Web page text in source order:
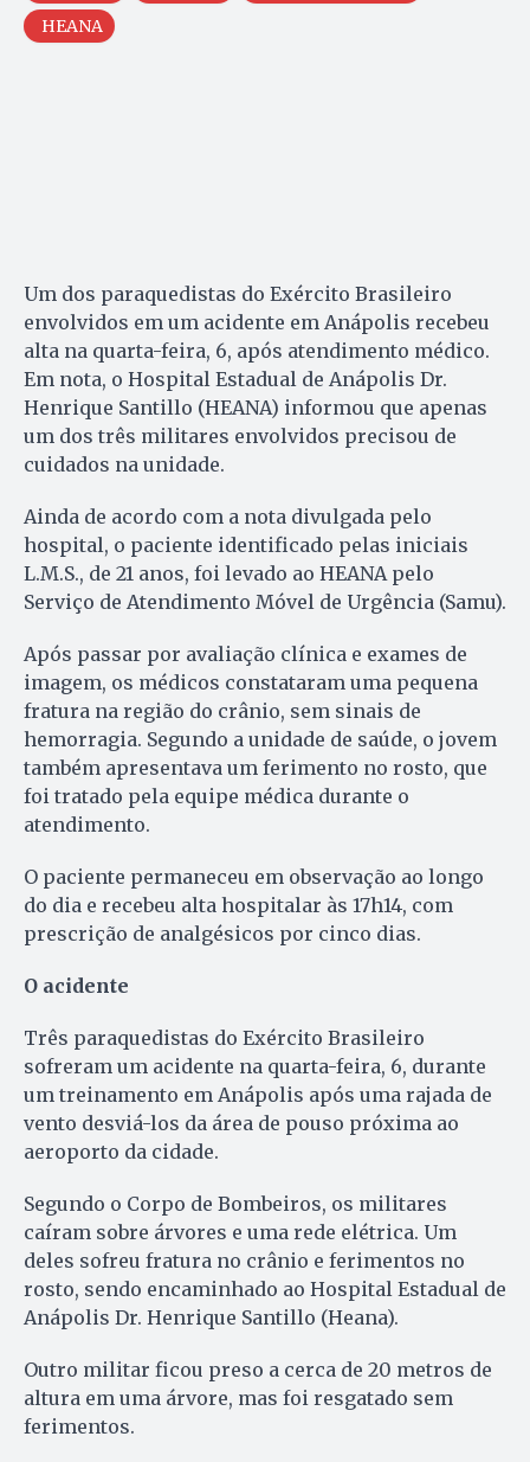
HEANA
Um dos paraquedistas do Exército Brasileiro
envolvidos em um acidente em Anápolis recebeu
alta na quarta-feira, 6, após atendimento médico.
Em nota, o Hospital Estadual de Anápolis Dr.
Henrique Santillo (HEANA) informou que apenas
um dos três militares envolvidos precisou de
cuidados na unidade.
Ainda de acordo com a nota divulgada pelo
hospital, o paciente identificado pelas iniciais
L.M.S., de 21 anos, foi levado ao HEANA pelo
Serviço de Atendimento Móvel de Urgência (Samu).
Após passar por avaliação clínica e exames de
imagem, os médicos constataram uma pequena
fratura na região do crânio, sem sinais de
hemorragia. Segundo a unidade de saúde, o jovem
também apresentava um ferimento no rosto, que
foi tratado pela equipe médica durante o
atendimento.
O paciente permaneceu em observação ao longo
do dia e recebeu alta hospitalar às 17h14, com
prescrição de analgésicos por cinco dias.
O acidente
Três paraquedistas do Exército Brasileiro
sofreram um acidente na quarta-feira, 6, durante
um treinamento em Anápolis após uma rajada de
vento desviá-los da área de pouso próxima ao
aeroporto da cidade.
Segundo o Corpo de Bombeiros, os militares
caíram sobre árvores e uma rede elétrica. Um
deles sofreu fratura no crânio e ferimentos no
rosto, sendo encaminhado ao Hospital Estadual de
Anápolis Dr. Henrique Santillo (Heana).
Outro militar ficou preso a cerca de 20 metros de
altura em uma árvore, mas foi resgatado sem
ferimentos.